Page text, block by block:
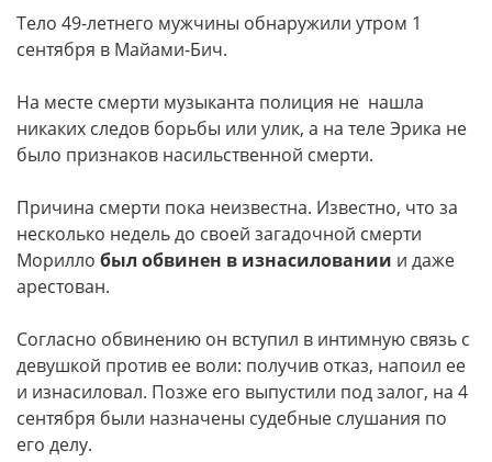
Тело 49-летнего мужчины обнаружили утром 1
сентября в Майами-Бич.
На месте смерти музыканта полиция не нашла
никаких следов борьбы или улик, а на теле Эрика не
было признаков насильственной смерти.
Причина смерти пока неизвестна. Известно, что за
несколько недель до своей загадочной смерти
Морилло был обвинен в изнасиловании и даже
арестован.
Согласно обвинению он вступил в интимную связь с
девушкой против ее воли: получив отказ, напоил ее
и изнасиловал. Позже его выпустили под залог, на 4
сентября были назначены судебные слушания по
его делу.